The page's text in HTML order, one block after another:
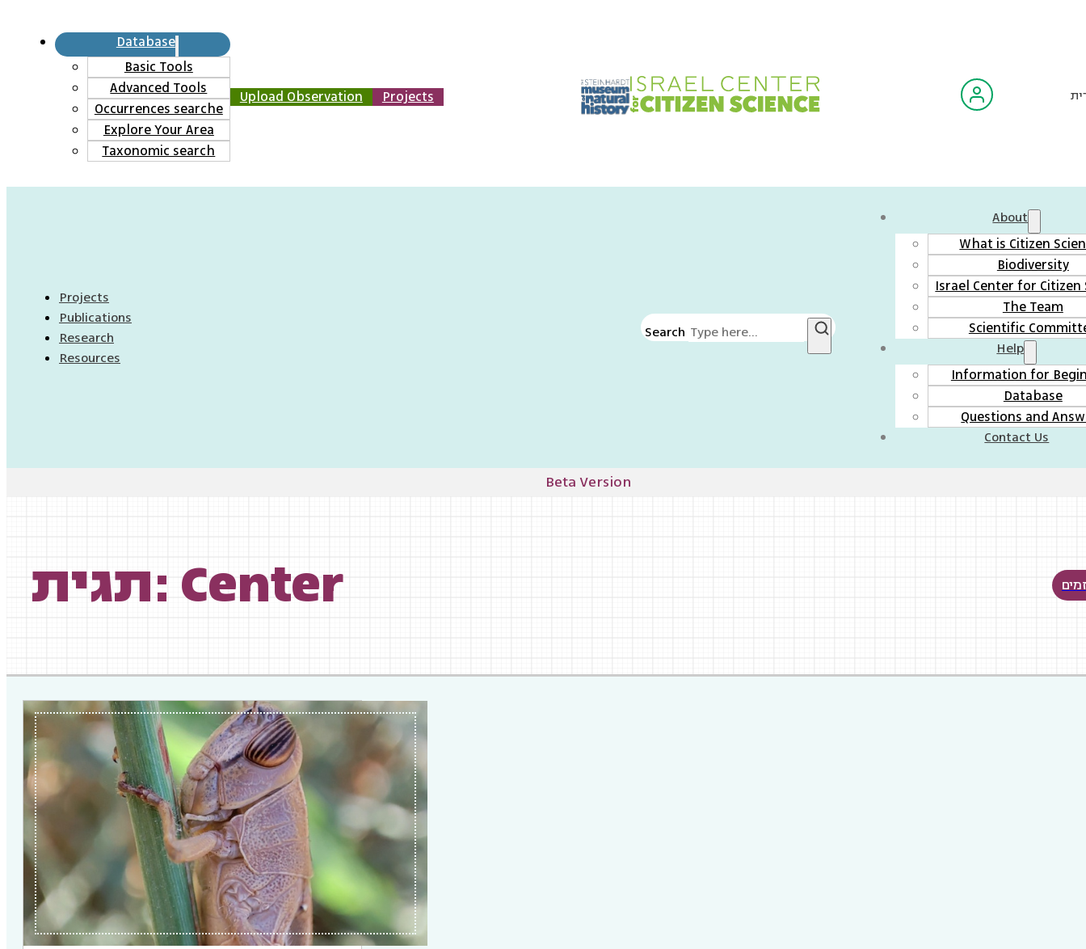
Database
Basic Tools
Advanced Tools
Occurrences searche
Explore Your Area
Taxonomic search
Upload Observation Projects
Projects
Publications
Research
Resources
Search
About
What is Citizen
Biodiversity
Israel Center for Citizen
The Team
Scientific
Help
Information for
Database
Questions and
Contact Us
Beta Version
תגית: Center